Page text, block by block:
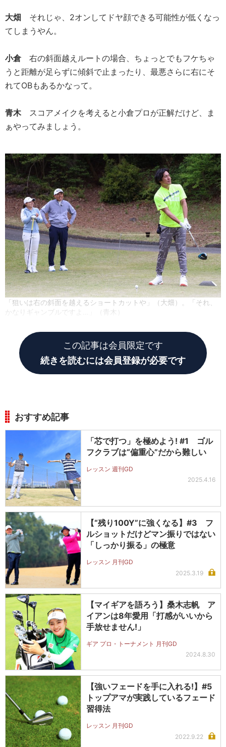
大畑 それじゃ、2オンしてドヤ顔できる可能性が低くなっ
てしまうやん。
小倉右の斜面越えルートの場合、ちょっとでもフケちゃ
うと距離が足らずに傾斜で止まったり、最悪さらに右にそ
れてOBもあるかなって。
青木スコアメイクを考えると小倉プロが正解だけど、ま
ぁやってみましょう。
「狙いは右の斜面を越えるショートカットや」（大畑）。「それ、
かなりギャンブルですよ…」（青木）
この記事は会員限定です
続きを読むには会員登録が必要です
おすすめ記事
「芯で打つ」を極めよう! #1 ゴル
フクラブは“偏重心”だから難しい
レッスン 週刊GD
2025.4.16
【“残り100Y”に強くなる】#3 フ
ルショットだけどマン振りではない
「しっかり振る」の極意
レッスン 月刊GD
2025.3.19
【マイギアを語ろう】桑木志帆 ア
イアンは8年愛用「打感がいいから
手放せません!」
ギア プロ・トーナメント 月刊GD
2024.8.30
【強いフェードを手に入れる!】#5
トップアマが実践しているフェード
習得法
レッスン 月刊GD
2022.9.22